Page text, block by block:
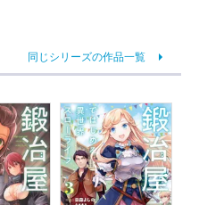
同じシリーズの作品一覧